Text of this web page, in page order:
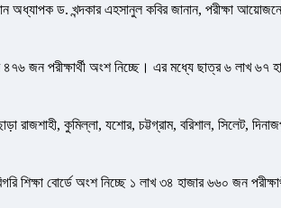
অধ্যাপক ড. খন্দকার এহসানুল কবির জানান, পরীক্ষা
৪৭৬ জন পরীক্ষার্থী অংশ নিচ্ছে। এর মধ্যে ছাত্র ৬ লাখ
রাজশাহী, কুমিল্লা, যশোর, চট্টগ্রাম, বরিশাল, সিলেট,
শিক্ষা বোর্ডে অংশ নিচ্ছে ১ লাখ ৩৪ হাজার ৬৬০ জন